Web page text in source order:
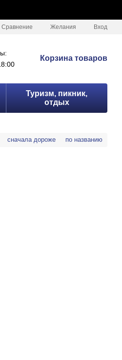
Сравнение Желания Вход
Корзина товаров
Туризм, пикник,
отдых
сначала дороже по названию